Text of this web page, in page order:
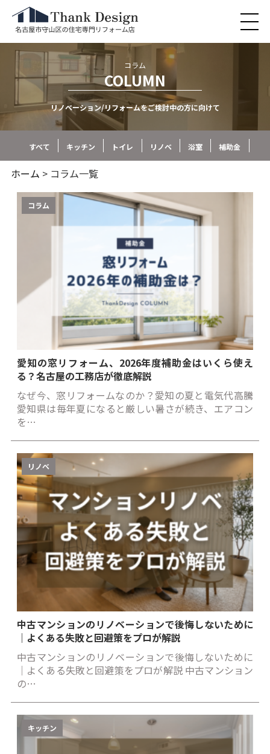
コラム
COLUMN
リノベーション/リフォームをご検討中の方に向けて
すべて キッチン トイレ リノベ 浴室 補助金
ホーム > コラム一覧
コラム
愛知の窓リフォーム、2026年度補助金はいくら使え
る？名古屋の工務店が徹底解説
なぜ今、窓リフォームなのか？愛知の夏と電気代高騰
愛知県は毎年夏になると厳しい暑さが続き、エアコン
を…
リノベ
中古マンションのリノベーションで後悔しないために
｜よくある失敗と回避策をプロが解説
中古マンションのリノベーションで後悔しないために
｜よくある失敗と回避策をプロが解説 中古マンション
の…
キッチン